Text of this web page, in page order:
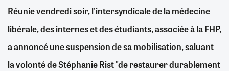
Réunie vendredi soir, l'intersyndicale de la médecine
libérale, des internes et des étudiants, associée à la FHP,
a annoncé une suspension de sa mobilisation, saluant
la volonté de Stéphanie Rist "de restaurer durablement